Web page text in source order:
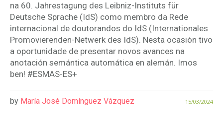
na 60. Jahrestagung des Leibniz-Instituts für
Deutsche Sprache (IdS) como membro da Rede
internacional de doutorandos do IdS (Internationales
Promovierenden-Netwerk des IdS). Nesta ocasión tivo
a oportunidade de presentar novos avances na
anotación semántica automática en alemán. Imos
ben! #ESMAS-ES+
15/03/2024
by María José Domínguez Vázquez